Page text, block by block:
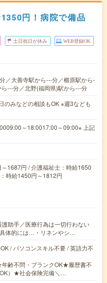
円！病院で備品
土日祝日が休み WEB登録OK
／大善寺駅から---分／櫛原駅から-
---分／北野(福岡県)駅から---分
のみなどの相談もOK ※週3なども
～18:0017:00～09:00※ 上記
1687円 / 介護福祉士：時給1650
時給1450円～1812円
助手／医療行為は一切行わない
体的には…・リネンやシ…
/ パソコンスキル不要 / 英語力不
齢不問・ブランクOK★履歴書不
）★社会保険完備＼…